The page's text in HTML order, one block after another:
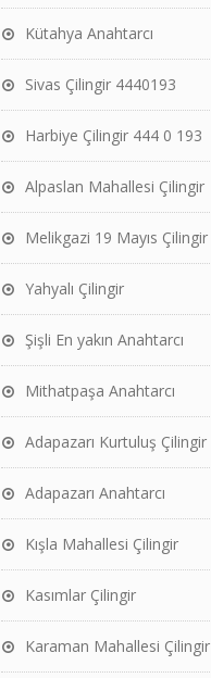
Kütahya Anahtarcı
Sivas Çilingir 4440193
Harbiye Çilingir 444 0 193
Alpaslan Mahallesi Çilingir
Melikgazi 19 Mayıs Çilingir
Yahyalı Çilingir
Şişli En yakın Anahtarcı
Mithatpaşa Anahtarcı
Adapazarı Kurtuluş Çilingir
Adapazarı Anahtarcı
Kışla Mahallesi Çilingir
Kasımlar Çilingir
Karaman Mahallesi Çilingir